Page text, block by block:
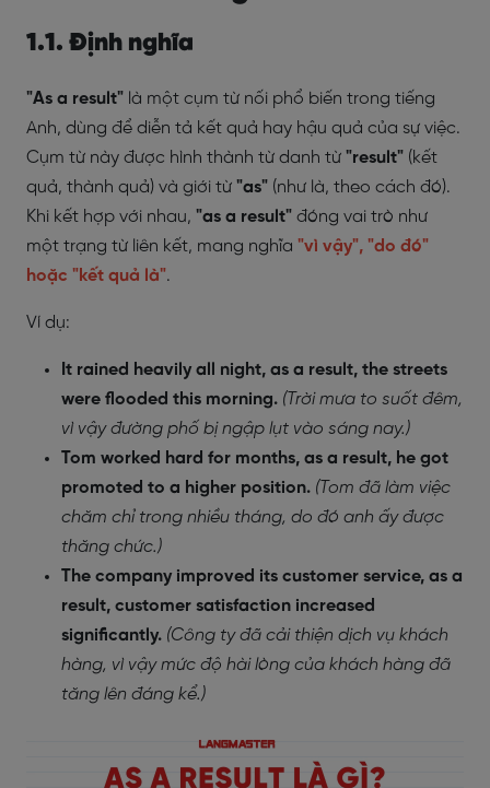
1.1. Định nghĩa
"As a result" là một cụm từ nối phổ biến trong tiếng
Anh, dùng để diễn tả kết quả hay hậu quả của sự việc.
Cụm từ này được hình thành từ danh từ "result" (kết
quả, thành quả) và giới từ "as" (như là, theo cách đó).
Khi kết hợp với nhau, "as a result" đóng vai trò như
một trạng từ liên kết, mang nghĩa "vì vậy", "do đó"
hoặc "kết quả là".
Ví dụ:
It rained heavily all night, as a result, the streets
were flooded this morning. (Trời mưa to suốt đêm,
vì vậy đường phố bị ngập lụt vào sáng nay.)
Tom worked hard for months, as a result, he got
promoted to a higher position. (Tom đã làm việc
chăm chỉ trong nhiều tháng, do đó anh ấy được
thăng chức.)
The company improved its customer service, as a
result, customer satisfaction increased
significantly. (Công ty đã cải thiện dịch vụ khách
hàng, vì vậy mức độ hài lòng của khách hàng đã
tăng lên đáng kể.)